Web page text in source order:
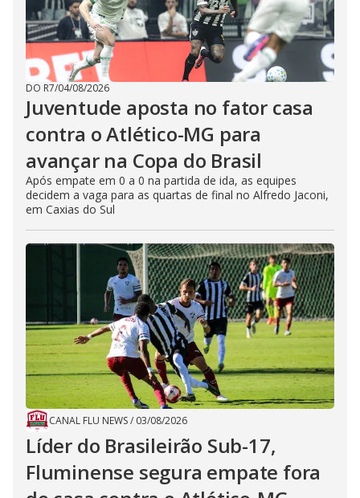
DO R7/04/08/2026
Juventude aposta no fator casa
contra o Atlético-MG para
avançar na Copa do Brasil
Após empate em 0 a 0 na partida de ida, as equipes
decidem a vaga para as quartas de final no Alfredo Jaconi,
em Caxias do Sul
CANAL FLU NEWS/ 03/08/2026
Líder do Brasileirão Sub-17,
Fluminense segura empate fora